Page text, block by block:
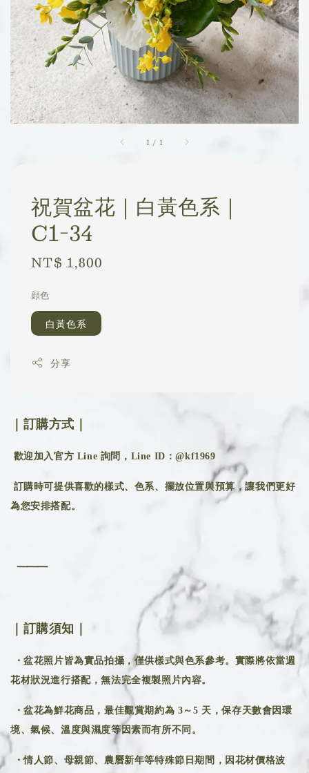
1 / 1
祝賀盆花｜白黃色系｜
C1-34
Regular
NT$ 1,800
顔色
白黃色系
分享
｜訂購方式｜
歡迎加入官方 Line 詢問，Line ID：@kf1969
訂購時可提供喜歡的樣式、色系、擺放位置與預算，讓我們更好
為您安排搭配。
⸻
｜訂購須知｜
・盆花照片皆為實品拍攝，僅供樣式與色系參考。實際將依當週
花材狀況進行搭配，無法完全複製照片內容。
・盆花為鮮花商品，最佳觀賞期約為 3～5 天，保存天數會因環
境、氣候、溫度與濕度等因素而有所不同。
・情人節、母親節、農曆新年等特殊節日期間，因花材價格波